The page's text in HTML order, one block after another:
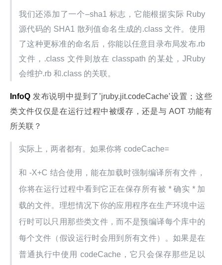
我们还添加了一个–sha1 标志，它能根据实际 Ruby
源代码的 SHA1 散列值命名生成的.class 文件。使用
了这种更标准的命名后，你能以任意目录布局发布.rb
文件，.class 文件则放在 classpath 的某处，JRuby
会维护.rb 和.class 的关联。
InfoQ 发布说明中提到了’jruby.jit.codeCache’设置；这些
类文件仅仅是在运行过程中被缓存，还是与 AOT 功能有
所关联？
实际上，两者都有。如果你将 codeCache=
和 -X+C 结合使用，能在加载时强制编译所有文件，
你将在运行过程中看到它正在保存所有被 * 确实 * 加
载的文件。理想情况下你的应用程序在生产环境中运
行时可以只用那些类文件，而不是预编译每个库中的
每个文件（假设运行时会用到所有文件）。如果是在
普通执行中使用 codeCache，它只会保存那些足以